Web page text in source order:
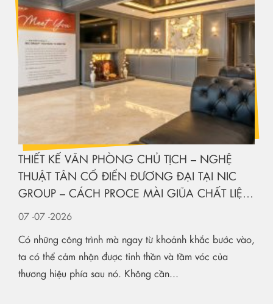
THIẾT KẾ VĂN PHÒNG CHỦ TỊCH – NGHỆ
THUẬT TÂN CỔ ĐIỂN ĐƯƠNG ĐẠI TẠI NIC
GROUP – CÁCH PROCE MÀI GIŨA CHẤT LIỆU
KIẾN TẠO KHÔNG GIAN HẠNG SANG
07 -07 -2026
Có những công trình mà ngay từ khoảnh khắc bước vào,
ta có thể cảm nhận được tinh thần và tầm vóc của
thương hiệu phía sau nó. Không cần...